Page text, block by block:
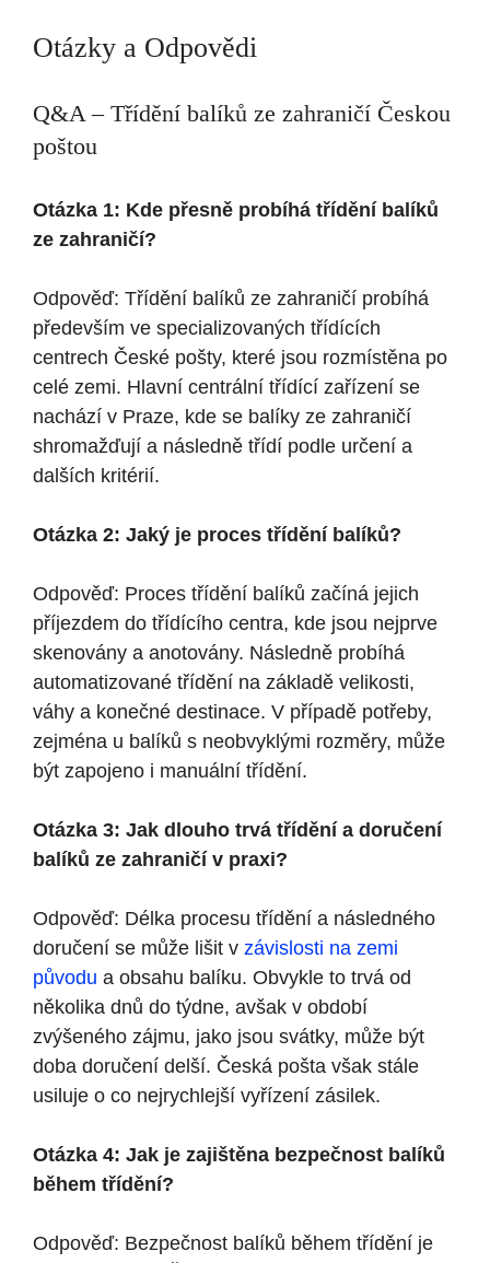
Otázky a Odpovědi
Q&A – Třídění balíků ze zahraničí Českou
poštou
Otázka 1: Kde přesně probíhá třídění balíků
ze zahraničí?
Odpověď: Třídění balíků ze zahraničí probíhá
především ve specializovaných třídících
centrech České pošty, které jsou rozmístěna po
celé zemi. Hlavní centrální třídící zařízení se
nachází v Praze, kde se balíky ze zahraničí
shromažďují a následně třídí podle určení a
dalších kritérií.
Otázka 2: Jaký je proces třídění balíků?
Odpověď: Proces třídění balíků začíná jejich
příjezdem do třídícího centra, kde jsou nejprve
skenovány a anotovány. Následně probíhá
automatizované třídění na základě velikosti,
váhy a konečné destinace. V případě potřeby,
zejména u balíků s neobvyklými rozměry, může
být zapojeno i manuální třídění.
Otázka 3: Jak dlouho trvá třídění a doručení
balíků ze zahraničí v praxi?
Odpověď: Délka procesu třídění a následného
doručení se může lišit v závislosti na zemi
původu a obsahu balíku. Obvykle to trvá od
několika dnů do týdne, avšak v období
zvýšeného zájmu, jako jsou svátky, může být
doba doručení delší. Česká pošta však stále
usiluje o co nejrychlejší vyřízení zásilek.
Otázka 4: Jak je zajištěna bezpečnost balíků
během třídění?
Odpověď: Bezpečnost balíků během třídění je